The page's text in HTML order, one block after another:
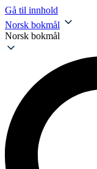
Gå til innhold
Norsk bokmål
Norsk bokmål